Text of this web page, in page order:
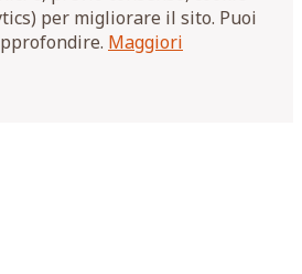
per migliorare il sito. Puoi
Maggiori